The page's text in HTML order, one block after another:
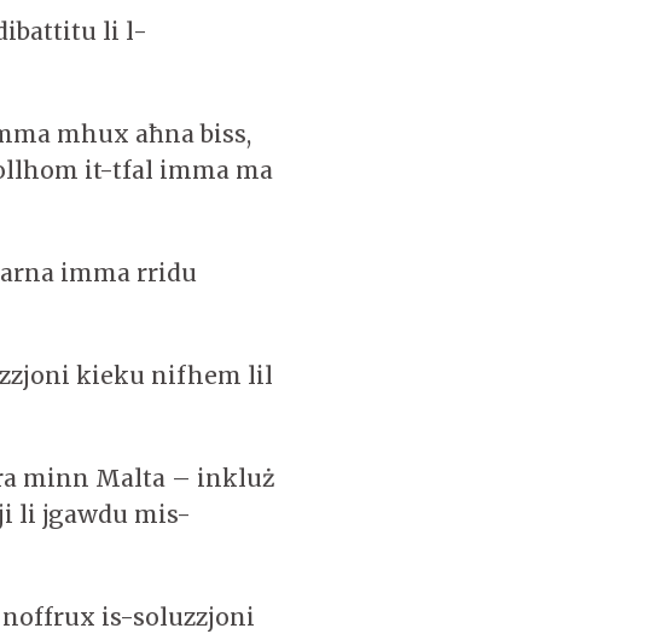
li l-
mhux aħna biss,
it-tfal imma ma
imma rridu
kieku nifhem lil
minn Malta – inkluż
li jgawdu mis-
is-soluzzjoni